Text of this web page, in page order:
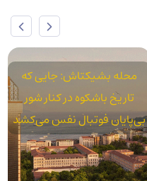
محله آکسارای: استانبول
واقعی در سایه قنات‌های رومی